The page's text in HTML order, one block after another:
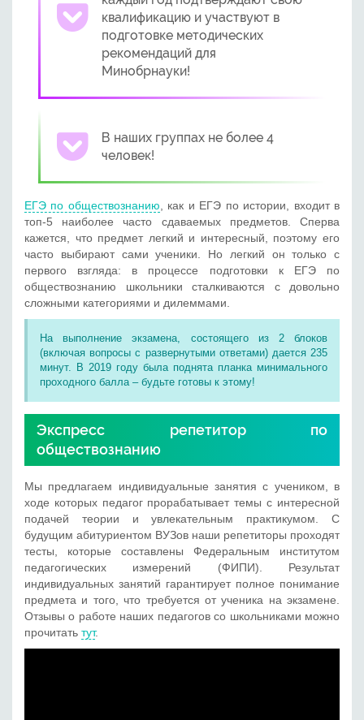
квалификацию и участвуют в
подготовке методических
рекомендаций для
Минобрнауки!
В наших группах не более 4
человек!
ЕГЭ по обществознанию, как и ЕГЭ по истории, входит в
топ-5 наиболее часто сдаваемых предметов. Сперва
кажется, что предмет легкий и интересный, поэтому его
часто выбирают сами ученики. Но легкий он только с
первого взгляда: в процессе подготовки к ЕГЭ по
обществознанию школьники сталкиваются с довольно
сложными категориями и дилеммами.
На выполнение экзамена, состоящего из 2 блоков
(включая вопросы с развернутыми ответами) дается 235
минут. В 2019 году была поднята планка минимального
проходного балла – будьте готовы к этому!
Экспресс репетитор по
обществознанию
Мы предлагаем индивидуальные занятия с учеником, в
ходе которых педагог прорабатывает темы с интересной
подачей теории и увлекательным практикумом. C
будущим абитуриентом ВУЗов наши репетиторы проходят
тесты, которые составлены Федеральным институтом
педагогических измерений (ФИПИ). Результат
индивидуальных занятий гарантирует полное понимание
предмета и того, что требуется от ученика на экзамене.
Отзывы о работе наших педагогов со школьниками можно
прочитать тут.